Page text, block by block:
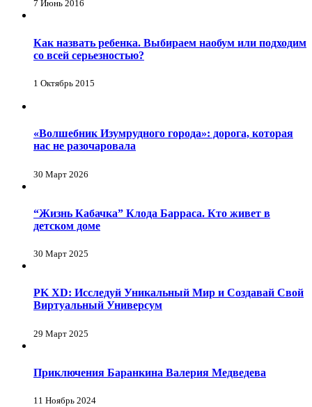
7 Июнь 2016
Как назвать ребенка. Выбираем наобум или подходим
со всей серьезностью?
1 Октябрь 2015
«Волшебник Изумрудного города»: дорога, которая
нас не разочаровала
30 Март 2026
“Жизнь Кабачка” Клода Барраса. Кто живет в
детском доме
30 Март 2025
PK XD: Исследуй Уникальный Мир и Создавай Свой
Виртуальный Универсум
29 Март 2025
Приключения Баранкина Валерия Медведева
11 Ноябрь 2024